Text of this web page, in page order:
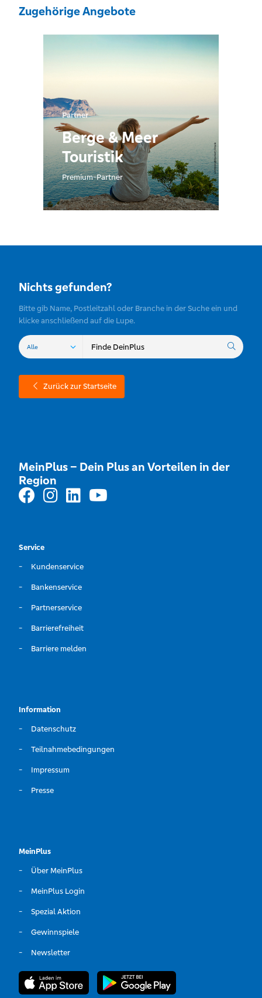
Zugehörige Angebote
Partner
Berge & Meer
Touristik
Premium-Partner
Nichts gefunden?
Bitte gib Name, Postleitzahl oder Branche in der Suche ein und
klicke anschließend auf die Lupe.
Zurück zur Startseite
MeinPlus – Dein Plus an Vorteilen in der
Region
Service
Kundenservice
Bankenservice
Partnerservice
Barrierefreiheit
Barriere melden
Information
Datenschutz
Teilnahmebedingungen
Impressum
Presse
MeinPlus
Über MeinPlus
MeinPlus Login
Spezial Aktion
Gewinnspiele
Newsletter